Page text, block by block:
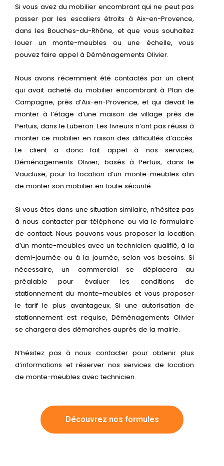
Si vous avez du mobilier encombrant qui ne peut pas
passer par les escaliers étroits à Aix-en-Provence,
dans les Bouches-du-Rhône, et que vous souhaitez
louer un monte-meubles ou une échelle, vous
pouvez faire appel à Déménagements Olivier.
Nous avons récemment été contactés par un client
qui avait acheté du mobilier encombrant à Plan de
Campagne, près d’Aix-en-Provence, et qui devait le
monter à l’étage d’une maison de village près de
Pertuis, dans le Luberon. Les livreurs n’ont pas réussi à
monter ce mobilier en raison des difficultés d’accès.
Le client a donc fait appel à nos services,
Déménagements Olivier, basés à Pertuis, dans le
Vaucluse, pour la location d’un monte-meubles afin
de monter son mobilier en toute sécurité.
Si vous êtes dans une situation similaire, n’hésitez pas
à nous contacter par téléphone ou via le formulaire
de contact. Nous pouvons vous proposer la location
d’un monte-meubles avec un technicien qualifié, à la
demi-journée ou à la journée, selon vos besoins. Si
nécessaire, un commercial se déplacera au
préalable pour évaluer les conditions de
stationnement du monte-meubles et vous proposer
le tarif le plus avantageux. Si une autorisation de
stationnement est requise, Déménagements Olivier
se chargera des démarches auprès de la mairie.
N’hésitez pas à nous contacter pour obtenir plus
d’informations et réserver nos services de location
de monte-meubles avec technicien.
Découvrez nos formules